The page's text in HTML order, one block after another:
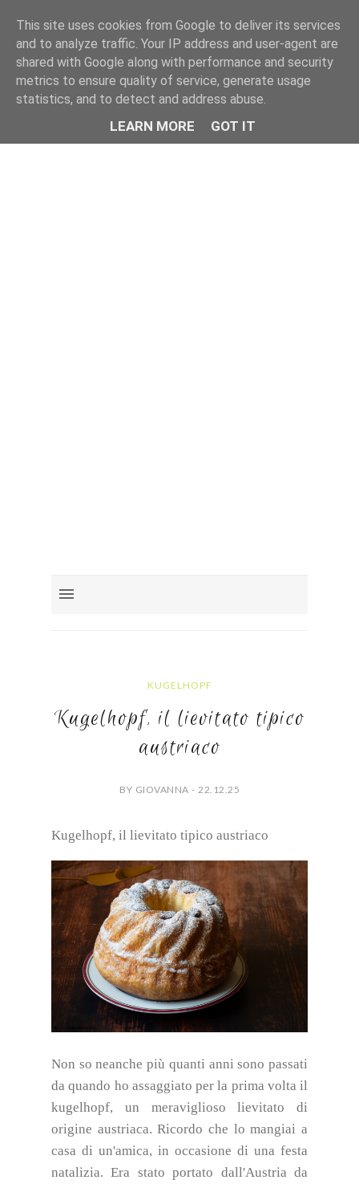
KUGELHOPF
Kugelhopf, il lievitato tipico
austriaco
BY GIOVANNA - 22.12.25
Kugelhopf, il lievitato tipico austriaco
Non so neanche più quanti anni sono passati
da quando ho assaggiato per la prima volta il
kugelhopf, un meraviglioso lievitato di
origine austriaca.Ricordo che lo mangiai a
casa di un'amica, in occasione di una festa
natalizia. Era stato portato dall'Austria da
This site uses cookies from Google to deliver its services
and to analyze traffic. Your IP address and user-agent are
shared with Google along with performance and security
metrics to ensure quality of service, generate usage
statistics, and to detect and address abuse.
LEARN MORE GOT IT